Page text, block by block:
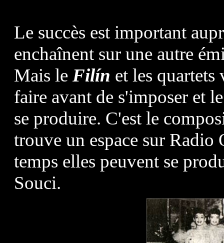
Le succès est important
enchaînent sur une autre
Mais le Filín et les
faire avant de s'imposer et
se produire. C'est le
trouve un espace sur Radio
temps elles peuvent se
Souci.